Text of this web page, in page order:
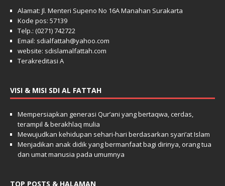
Alamat: Jl. Menteri Supeno No 16A Manahan Surakarta
Kode pos: 57139
Telp.: (0271) 742722
Email: sdialfattah@yahoo.com
website: sdislamalfattah.com
Terakreditasi A
VISI & MISI SDI AL FATTAH
Mempersiapkan generasi Qur’ani yang bertaqwa, cerdas,
terampil & berakhlaq mulia
Mewujudkan kehidupan sehari-hari berdasarkan syari’at Islam
Menjadikan anak didik yang bermanfaat bagi dirinya, orang tua
dan umat manusia pada umumnya
TOP POSTS & HALAMAN